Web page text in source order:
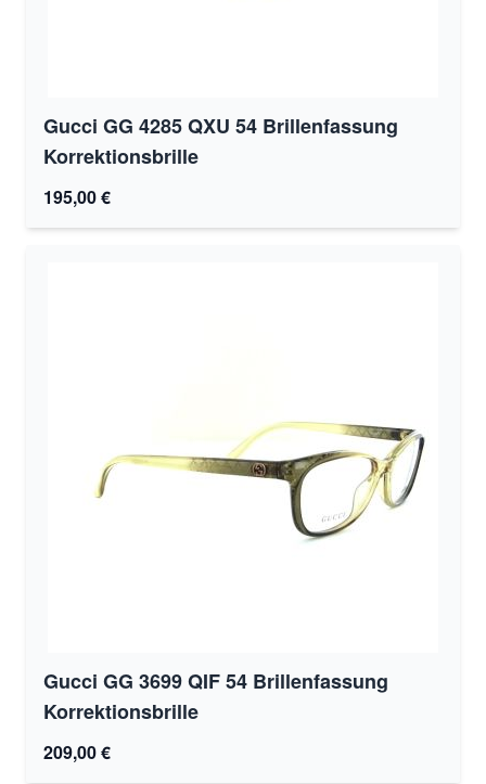
Gucci GG 4285 QXU 54 Brillenfassung
Korrektionsbrille
195,00 €
Gucci GG 3699 QIF 54 Brillenfassung
Korrektionsbrille
209,00 €